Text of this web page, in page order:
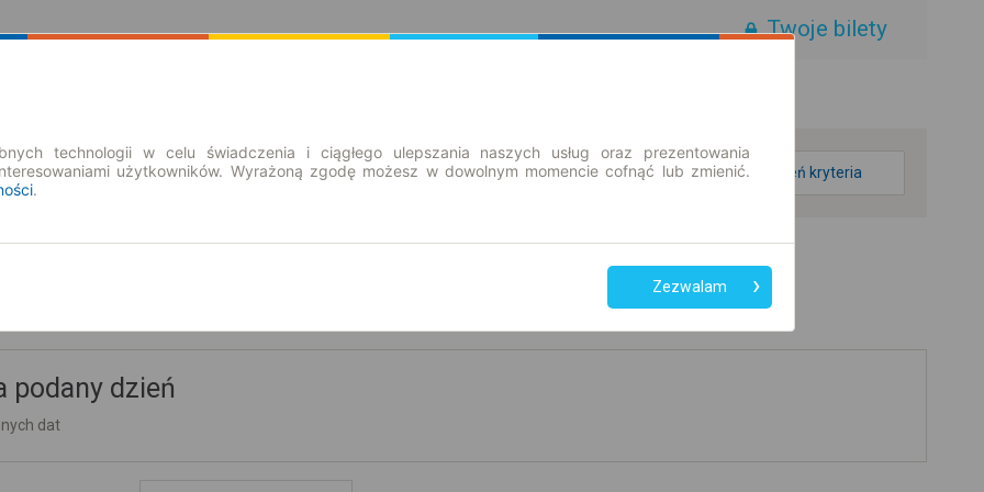
Twoje bilety
zmień kryteria
Gościnny
podany dzień
dat
technologii w celu świadczenia i ciągłego ulepszania naszych usług oraz prezentowania
użytkowników. Wyrażoną zgodę możesz w dowolnym momencie cofnąć lub zmienić.
.
Zezwalam